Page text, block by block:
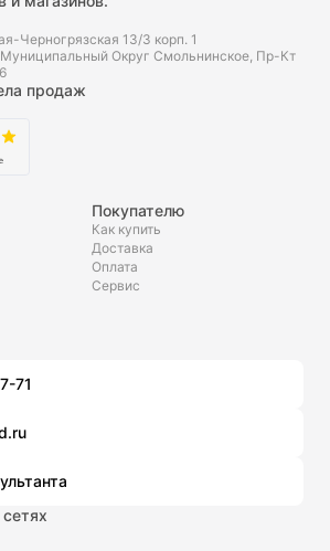
Черногрязская 13/3 корп. 1
Округ Смольнинское, Пр-Кт
продаж
Покупателю
Как купить
Доставка
Оплата
Сервис
71